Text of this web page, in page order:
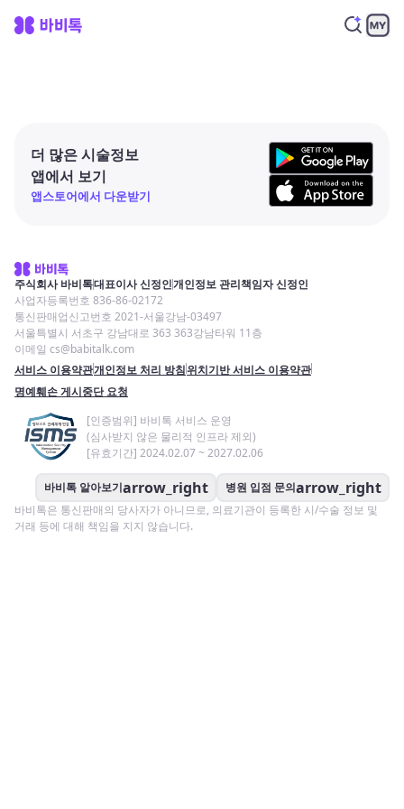
더 많은 시술정보
앱에서 보기
앱스토어에서 다운받기
주식회사 바비톡대표이사 신정인개인정보 관리책임자 신정인
사업자등록번호 836-86-02172
통신판매업신고번호 2021-서울강남-03497
서울특별시 서초구 강남대로 363 363강남타워 11층
이메일 cs@babitalk.com
서비스 이용약관개인정보 처리 방침위치기반 서비스 이용약관
명예훼손 게시중단 요청
[인증범위] 바비톡 서비스 운영
(심사받지 않은 물리적 인프라 제외)
[유효기간] 2024.02.07 ~ 2027.02.06
바비톡 알아보기arrow_right 병원 입점 문의arrow_right
바비톡은 통신판매의 당사자가 아니므로, 의료기관이 등록한 시/수술 정보 및
거래 등에 대해 책임을 지지 않습니다.